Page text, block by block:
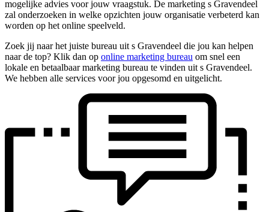
mogelijke advies voor jouw vraagstuk. De marketing s Gravendeel
zal onderzoeken in welke opzichten jouw organisatie verbeterd kan
worden op het online speelveld.
Zoek jij naar het juiste bureau uit s Gravendeel die jou kan helpen
naar de top? Klik dan op online marketing bureau om snel een
lokale en betaalbaar marketing bureau te vinden uit s Gravendeel.
We hebben alle services voor jou opgesomd en uitgelicht.